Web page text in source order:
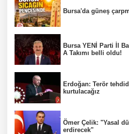
Bursa'da güneş
Bursa YENİ Parti İl
A Takımı belli oldu!
Erdoğan: Terör
kurtulacağız
Ömer Çelik: "Yasal
erdirecek"